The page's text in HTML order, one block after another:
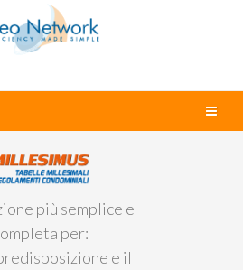
più semplice e
per:
e il